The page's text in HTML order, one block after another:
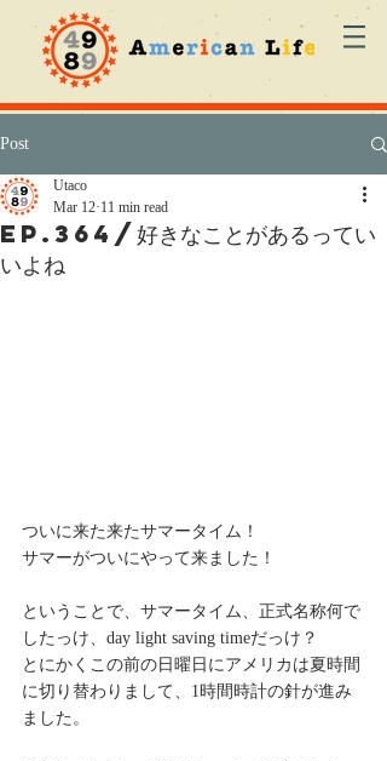
Post
ep.364/好きなことがあるってい
いよね
Utaco
Mar 12 11 min read
ついに来た来たサマータイム！
サマーがついにやって来ました！
ということで、サマータイム、正式名称何で
したっけ、day light saving timeだっけ？
とにかくこの前の日曜日にアメリカは夏時間
に切り替わりまして、1時間時計の針が進み
ました。